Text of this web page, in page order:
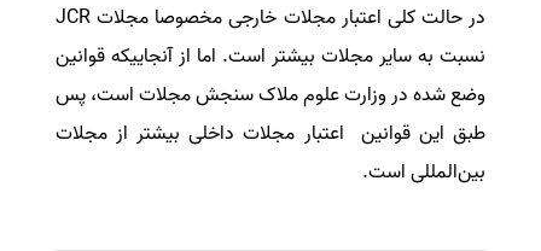
در حالت کلی اعتبار مجلات خارجی مخصوصا مجلاتJCR
نسبت به سایر مجلات بیشتر است. اما از آنجاییکه قوانین
وضع شده در وزارت علوم ملاک سنجش مجلات است، پس
طبق این قوانین اعتبار مجلات داخلی بیشتر از مجلات
بین‌المللی است.